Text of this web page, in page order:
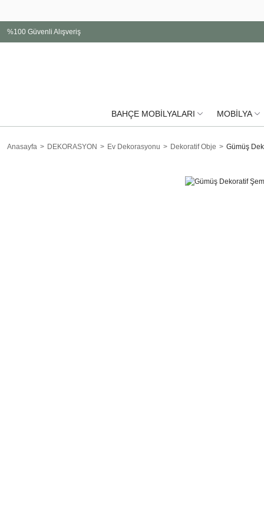
%100 Güvenli Alışveriş
BAHÇE MOBİLYALARI MOBİLYA
Anasayfa DEKORASYON Ev Dekorasyonu Dekoratif Obje Gümüş